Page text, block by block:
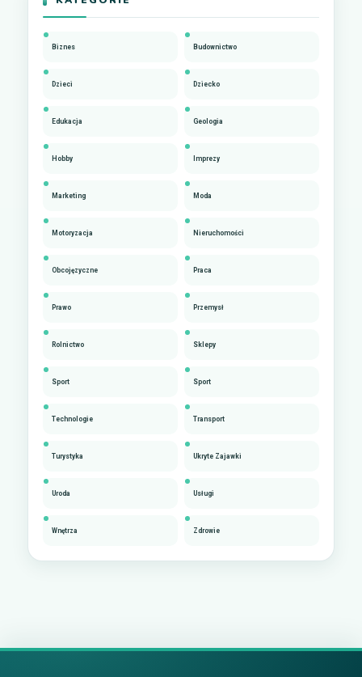
Biznes Budownictwo
Dzieci Dziecko
Edukacja Geologia
Hobby Imprezy
Marketing Moda
Motoryzacja Nieruchomości
Obcojęzyczne Praca
Prawo Przemysł
Rolnictwo Sklepy
Sport Sport
Technologie Transport
Turystyka Ukryte Zajawki
Uroda Usługi
Wnętrza Zdrowie